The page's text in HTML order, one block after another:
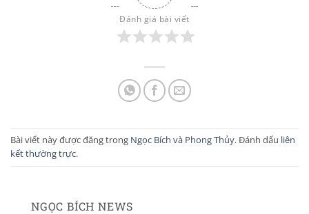
Đánh giá bài viết
Bài viết này được đăng trong Ngọc Bích và Phong Thủy. Đánh dấu liên
kết thường trực.
NGỌC BÍCH NEWS